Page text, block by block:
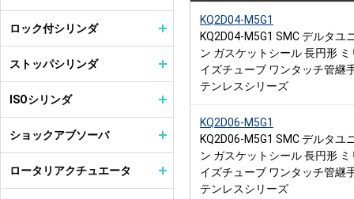
KQ2D04-M5G1
KQ2D04-M5G1 SMC デルタユ
ン ガスケットシール 長円形 ミ
イズチューブ ワンタッチ管継
テンレスシリーズ
KQ2D06-M5G1
KQ2D06-M5G1 SMC デルタユ
ン ガスケットシール 長円形 ミ
イズチューブ ワンタッチ管継
テンレスシリーズ
ロック付シリンダ
ストッパシリンダ
ISOシリンダ
ショックアブソーバ
ロータリアクチュエータ